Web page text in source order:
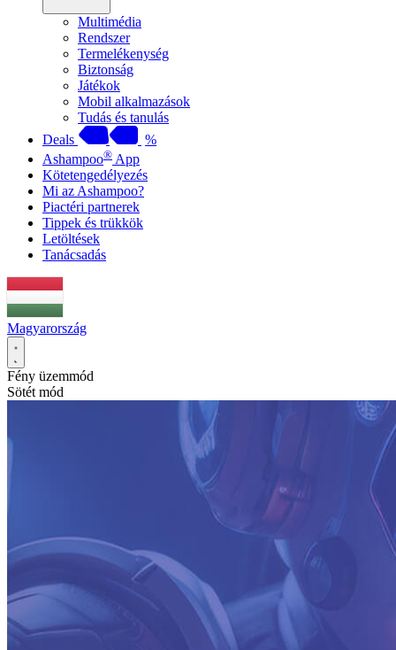
Multimédia
Rendszer
Termelékenység
Biztonság
Játékok
Mobil alkalmazások
Tudás és tanulás
Deals
%
Ashampoo® App
Kötetengedélyezés
Mi az Ashampoo?
Piactéri partnerek
Tippek és trükkök
Letöltések
Tanácsadás
Magyarország
Fény üzemmód
Sötét mód